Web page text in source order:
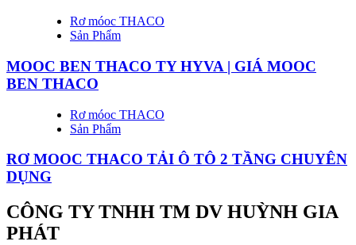
Rơ móoc THACO
Sản Phẩm
MOOC BEN THACO TY HYVA | GIÁ MOOC
BEN THACO
Rơ móoc THACO
Sản Phẩm
RƠ MOOC THACO TẢI Ô TÔ 2 TẦNG CHUYÊN
DỤNG
CÔNG TY TNHH TM DV HUỲNH GIA
PHÁT